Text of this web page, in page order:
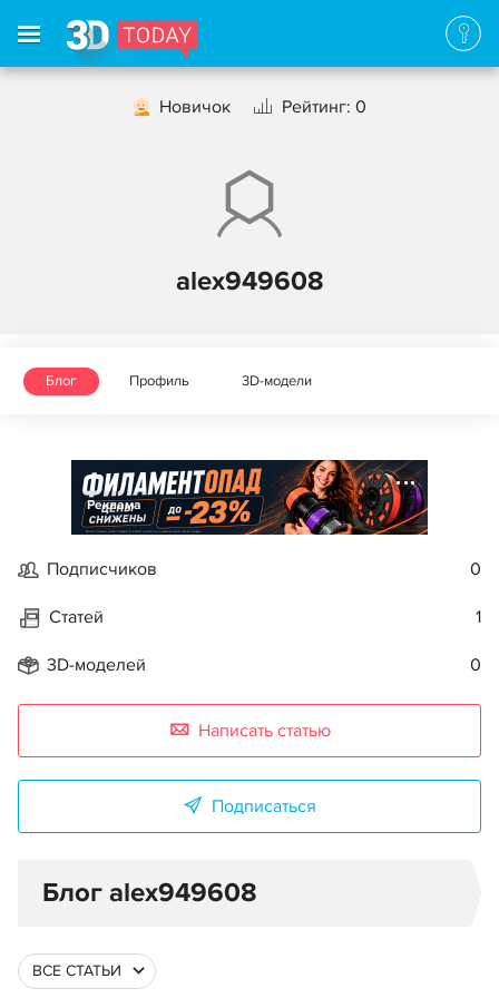
Новичок Рейтинг: 0
alex949608
Блог Профиль 3D-модели
Реклама
Подписчиков 0
Статей 1
3D-моделей 0
Написать статью
Подписаться
Блог alex949608
ВСЕ СТАТЬИ